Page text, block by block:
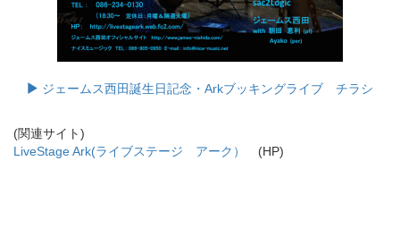
ジェームス西田誕生日記念・Arkブッキングライブ チラシ
(関連サイト)
LiveStage Ark(ライブステージ アーク）
(HP)